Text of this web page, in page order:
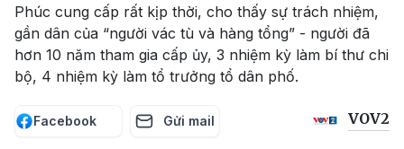
Phúc cung cấp rất kịp thời, cho thấy sự trách nhiệm,
gần dân của “người vác tù và hàng tổng” - người đã
hơn 10 năm tham gia cấp ủy, 3 nhiệm kỳ làm bí thư chi
bộ, 4 nhiệm kỳ làm tổ trưởng tổ dân phố.
Facebook Gửi mail VOV2